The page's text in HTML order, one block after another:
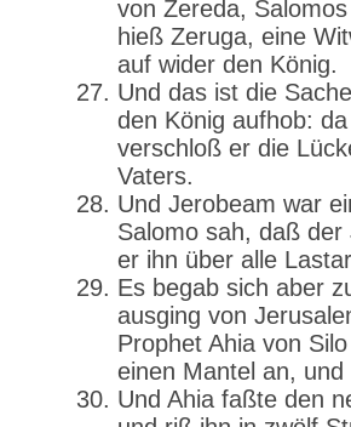
von Zereda,
hieß Zeruga, eine
auf wider den König.
Und das ist die
den König aufhob:
verschloß er die
Vaters.
Und Jerobeam war
Salomo sah, daß
er ihn über alle
Es begab sich aber
ausging von
Prophet Ahia von
einen Mantel an,
Und Ahia faßte den